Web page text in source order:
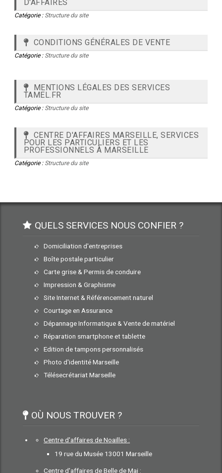
D'AFFAIRES
Catégorie : Structure du site
CONDITIONS GÉNÉRALES DE VENTE
Catégorie : Structure du site
MENTIONS LÉGALES DES SERVICES
TAMEL.FR
Catégorie : Structure du site
CENTRE D'AFFAIRES MARSEILLE, SERVICES
POUR LES PARTICULIERS ET LES
PROFESSIONNELS À MARSEILLE
Catégorie : Structure du site
QUELS SERVICES NOUS CONFIER ?
Domiciliation d'entreprises
Boîte postale particulier
Carte grise & Permis de conduire
Impression & Graphisme
Site Internet & Référencement naturel
Courtage en Assurance
Dépannage Informatique & Vente de matériel
Réparation smartphone et tablette
Edition de tampons personnalisés
Photo d'identité Marseille
Télésecrétariat Marseille
OÙ NOUS TROUVER ?
Centre d'affaires de Noailles :
19 rue du Musée 13001 Marseille
Centre d'affaires de Belle de Mai :